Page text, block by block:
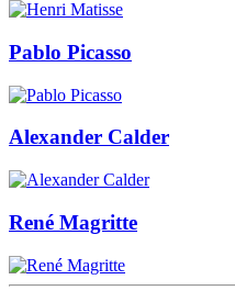
Pablo Picasso
Alexander Calder
René Magritte